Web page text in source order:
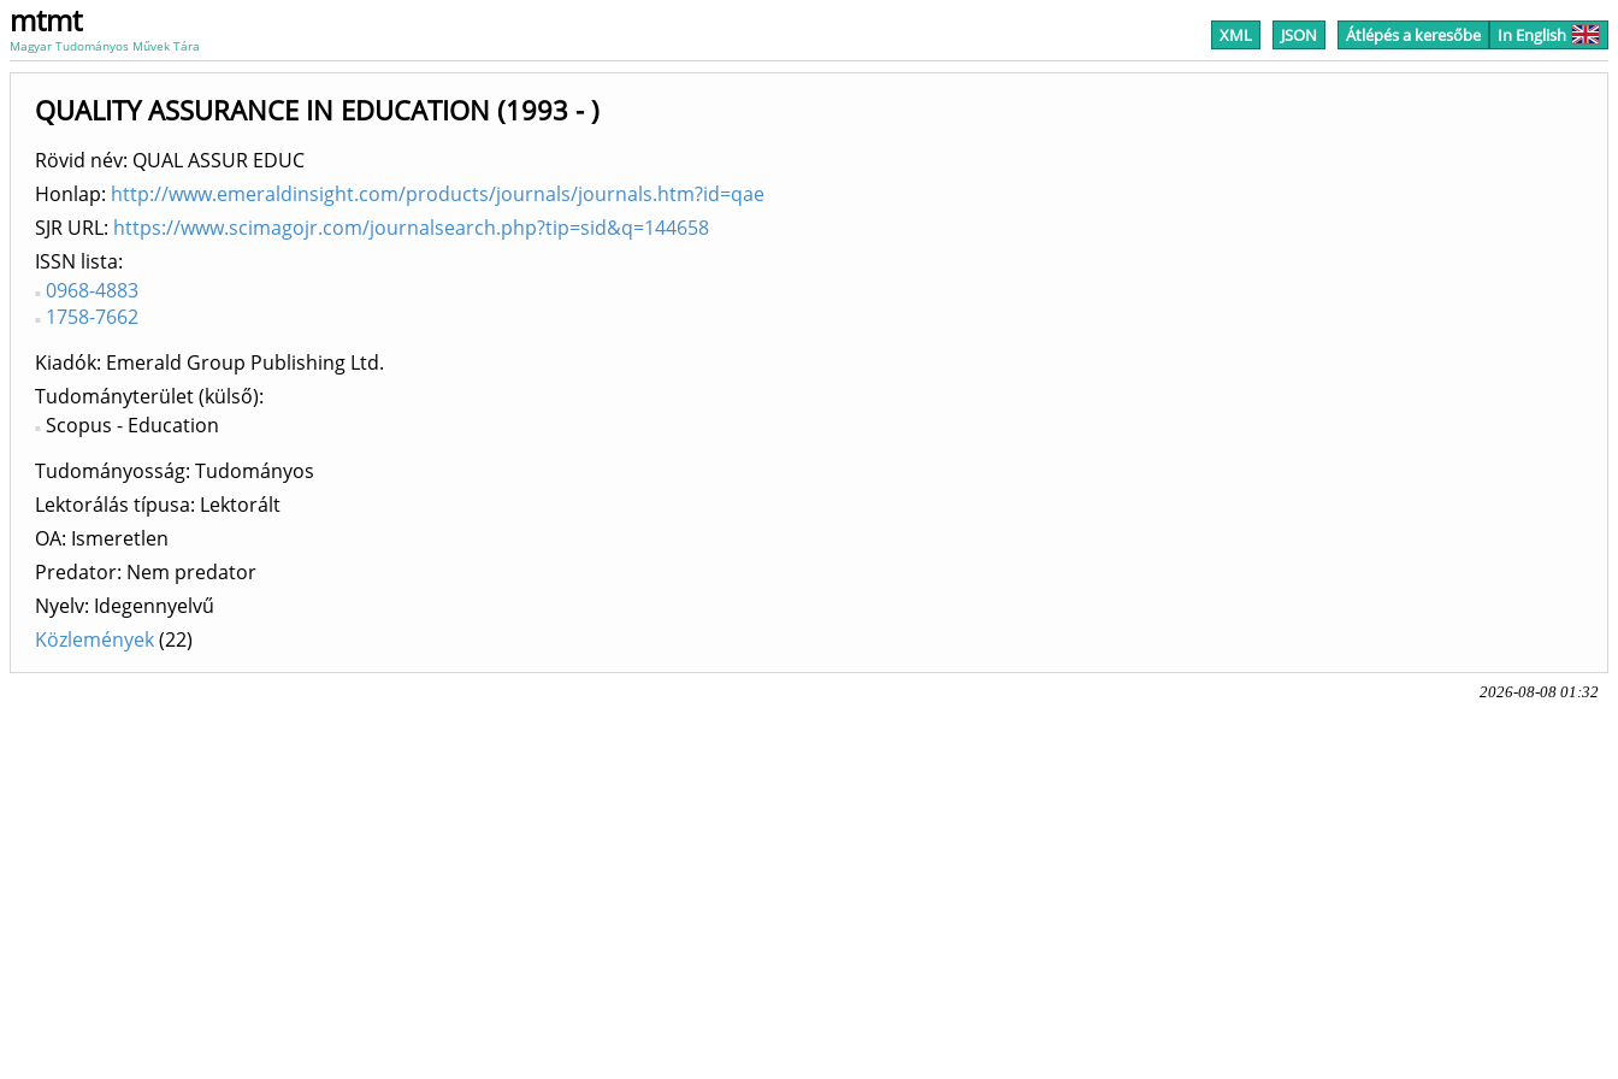
mtmt
Magyar Tudományos Művek Tára XML JSON Átlépés a keresőbe In English
QUALITY ASSURANCE IN EDUCATION (1993 - )
Rövid név: QUAL ASSUR EDUC
Honlap: http://www.emeraldinsight.com/products/journals/journals.htm?id=qae
SJR URL: https://www.scimagojr.com/journalsearch.php?tip=sid&q=144658
ISSN lista
0968-4883
1758-7662
Kiadók Emerald Group Publishing Ltd.
Tudományterület (külső)
Scopus - Education
Tudományosság: Tudományos
Lektorálás típusa: Lektorált
OA: Ismeretlen
Predator: Nem predator
Nyelv: Idegennyelvű
Közlemények(22)
2026-08-08 01:32